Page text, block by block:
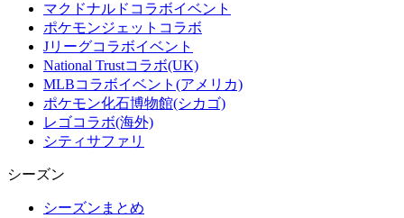
マクドナルドコラボイベント
ポケモンジェットコラボ
Jリーグコラボイベント
National Trustコラボ(UK)
MLBコラボイベント(アメリカ)
ポケモン化石博物館(シカゴ)
レゴコラボ(海外)
シティサファリ
シーズン
シーズンまとめ